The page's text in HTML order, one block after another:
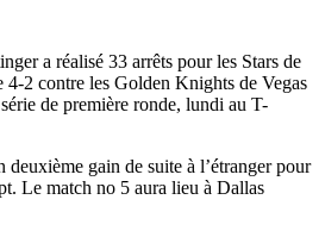
a réalisé 33 arrêts pour les Stars de
4-2 contre les Golden Knights de Vegas
de première ronde, lundi au T-
deuxième gain de suite à l’étranger pour
Le match no 5 aura lieu à Dallas